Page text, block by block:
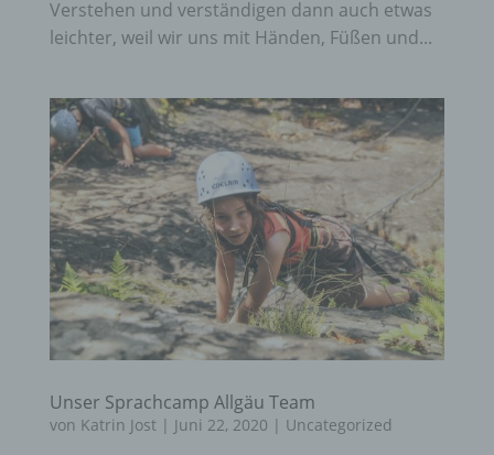
Verstehen und verständigen dann auch etwas
leichter, weil wir uns mit Händen, Füßen und...
Unser Sprachcamp Allgäu Team
von Katrin Jost| Juni 22, 2020 | Uncategorized